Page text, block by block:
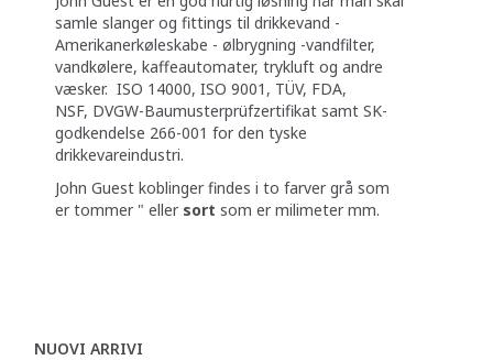
samle slanger og fittings til drikkevand -
Amerikanerkøleskabe - ølbrygning -vandfilter,
vandkølere, kaffeautomater, trykluft og andre
væsker. ISO 14000, ISO 9001, TÜV, FDA,
NSF, DVGW-Baumusterprüfzertifikat samt SK-
godkendelse 266-001 for den tyske
drikkevareindustri.
John Guest koblinger findes i to farver grå som
er tommer " eller sort som er milimeter mm.
NUOVI ARRIVI